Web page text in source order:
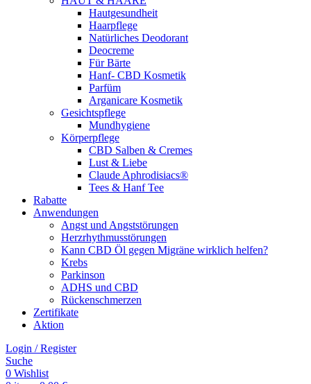
Hautgesundheit
Haarpflege
Natürliches Deodorant
Deocreme
Für Bärte
Hanf- CBD Kosmetik
Parfüm
Arganicare Kosmetik
Gesichtspflege
Mundhygiene
Körperpflege
CBD Salben & Cremes
Lust & Liebe
Claude Aphrodisiacs®
Tees & Hanf Tee
Rabatte
Anwendungen
Angst und Angststörungen
Herzrhythmusstörungen
Kann CBD Öl gegen Migräne wirklich helfen?
Krebs
Parkinson
ADHS und CBD
Rückenschmerzen
Zertifikate
Aktion
Login / Register
Suche
0 Wishlist